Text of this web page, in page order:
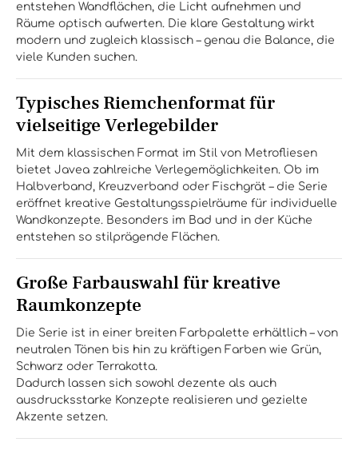
entstehen Wandflächen, die Licht aufnehmen und
Räume optisch aufwerten. Die klare Gestaltung wirkt
modern und zugleich klassisch – genau die Balance, die
viele Kunden suchen.
Typisches Riemchenformat für
vielseitige Verlegebilder
Mit dem klassischen Format im Stil von Metrofliesen
bietet Javea zahlreiche Verlegemöglichkeiten. Ob im
Halbverband, Kreuzverband oder Fischgrät – die Serie
eröffnet kreative Gestaltungsspielräume für individuelle
Wandkonzepte. Besonders im Bad und in der Küche
entstehen so stilprägende Flächen.
Große Farbauswahl für kreative
Raumkonzepte
Die Serie ist in einer breiten Farbpalette erhältlich – von
neutralen Tönen bis hin zu kräftigen Farben wie Grün,
Schwarz oder Terrakotta.
Dadurch lassen sich sowohl dezente als auch
ausdrucksstarke Konzepte realisieren und gezielte
Akzente setzen.